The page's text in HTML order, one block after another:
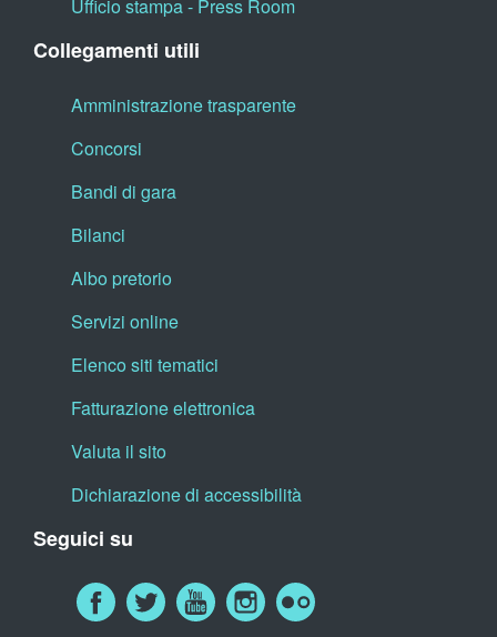
Ufficio stampa - Press Room
Collegamenti utili
Amministrazione trasparente
Concorsi
Bandi di gara
Bilanci
Albo pretorio
Servizi online
Elenco siti tematici
Fatturazione elettronica
Valuta il sito
Dichiarazione di accessibilità
Seguici su